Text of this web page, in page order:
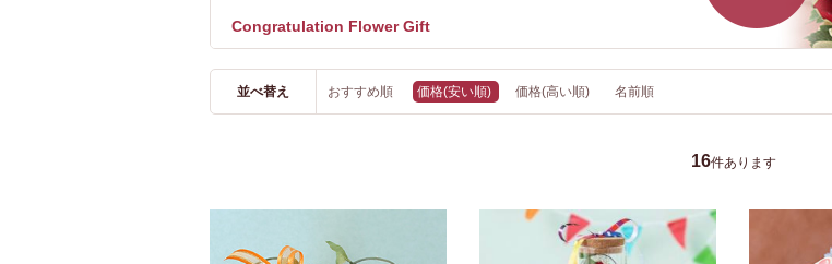
Congratulation Flower Gift
並べ替え おすすめ順 価格(安い順) 価格(高い順) 名前順
16件あります